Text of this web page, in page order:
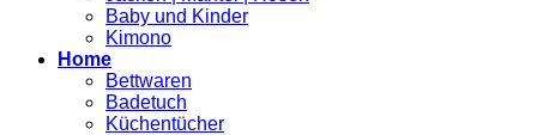
Baby und Kinder
Kimono
Home
Bettwaren
Badetuch
Küchentücher